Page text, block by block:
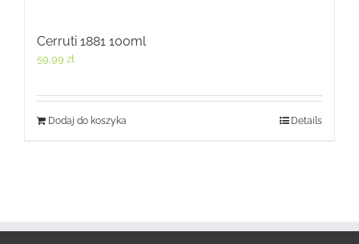
Cerruti 1881 100ml
59,99 zł
Dodaj do koszyka Details